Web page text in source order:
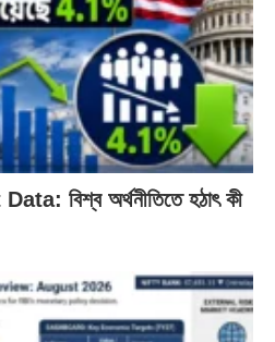
বিশ্ব অর্থনীতিতে হঠাৎ কী